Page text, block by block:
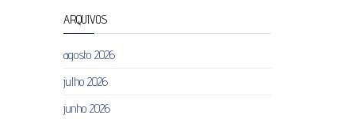
ARQUIVOS
agosto 2026
julho 2026
junho 2026